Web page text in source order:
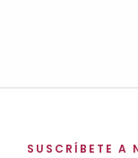
SUSCRÍBETE A